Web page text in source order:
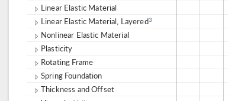
Linear Elastic Material
Linear Elastic Material, Layered3
Nonlinear Elastic Material
Plasticity
Rotating Frame
Spring Foundation
Thickness and Offset